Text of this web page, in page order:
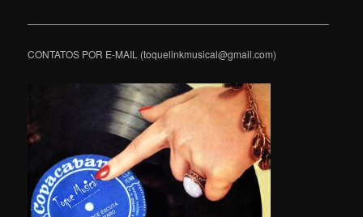
———————————————————————————————
CONTATOS POR E-MAIL (toquelinkmusical@gmail.com)